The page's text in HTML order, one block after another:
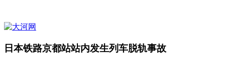
日本铁路京都站站内发生列车脱轨事故